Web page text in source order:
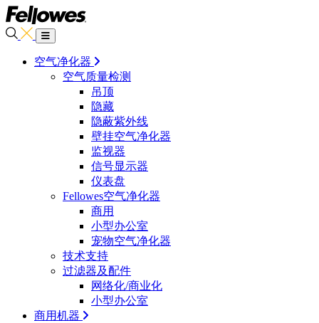
空气净化器
空气质量检测
吊顶
隐藏
隐蔽紫外线
壁挂空气净化器
监视器
信号显示器
仪表盘
Fellowes空气净化器
商用
小型办公室
宠物空气净化器
技术支持
过滤器及配件
网络化/商业化
小型办公室
商用机器